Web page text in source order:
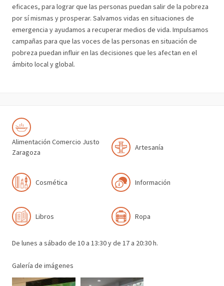
eficaces, para lograr que las personas puedan salir de la pobreza
por sí mismas y prosperar. Salvamos vidas en situaciones de
emergencia y ayudamos a recuperar medios de vida. Impulsamos
campañas para que las voces de las personas en situación de
pobreza puedan influir en las decisiones que les afectan en el
ámbito local y global.
Alimentación Comercio Justo
Zaragoza
Artesanía
Cosmética Información
Libros Ropa
De lunes a sábado de 10 a 13:30 y de 17 a 20:30 h.
Galería de imágenes